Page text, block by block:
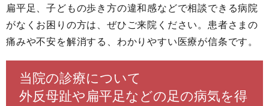
扁平足、子どもの歩き方の違和感などで相談できる病院
がなくお困りの方は、ぜひご来院ください。患者さまの
痛みや不安を解消する、わかりやすい医療が信条です。
当院の診療について
外反母趾や扁平足などの足の病気を得